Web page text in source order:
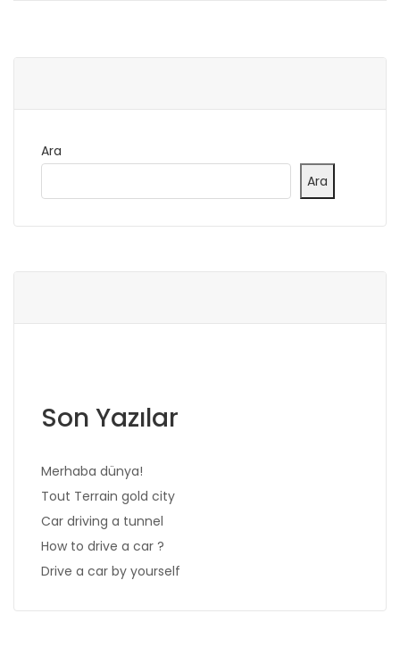
Ara
Ara
Son Yazılar
Merhaba dünya!
Tout Terrain gold city
Car driving a tunnel
How to drive a car ?
Drive a car by yourself